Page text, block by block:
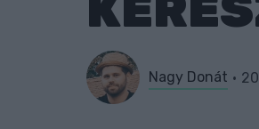
Nagy Donát